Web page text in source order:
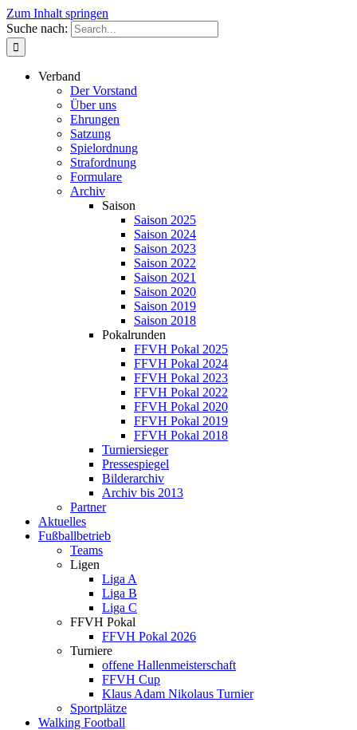
Zum Inhalt springen
Suche nach:
Verband
Der Vorstand
Über uns
Ehrungen
Satzung
Spielordnung
Strafordnung
Formulare
Archiv
Saison
Saison 2025
Saison 2024
Saison 2023
Saison 2022
Saison 2021
Saison 2020
Saison 2019
Saison 2018
Pokalrunden
FFVH Pokal 2025
FFVH Pokal 2024
FFVH Pokal 2023
FFVH Pokal 2022
FFVH Pokal 2020
FFVH Pokal 2019
FFVH Pokal 2018
Turniersieger
Pressespiegel
Bilderarchiv
Archiv bis 2013
Partner
Aktuelles
Fußballbetrieb
Teams
Ligen
Liga A
Liga B
Liga C
FFVH Pokal
FFVH Pokal 2026
Turniere
offene Hallenmeisterschaft
FFVH Cup
Klaus Adam Nikolaus Turnier
Sportplätze
Walking Football